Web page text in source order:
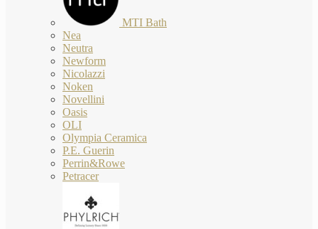
MTI Bath
Nea
Neutra
Newform
Nicolazzi
Noken
Novellini
Oasis
OLI
Olympia Ceramica
P.E. Guerin
Perrin&Rowe
Petracer